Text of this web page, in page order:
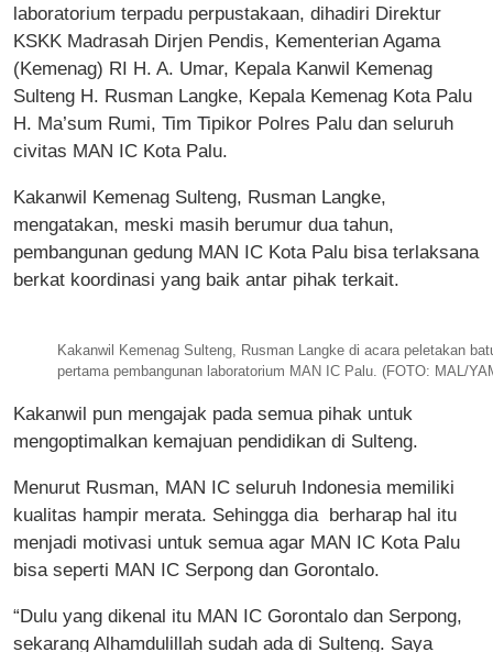
laboratorium terpadu perpustakaan, dihadiri Direktur
KSKK Madrasah Dirjen Pendis, Kementerian Agama
(Kemenag) RI H. A. Umar, Kepala Kanwil Kemenag
Sulteng H. Rusman Langke, Kepala Kemenag Kota Palu
H. Ma’sum Rumi, Tim Tipikor Polres Palu dan seluruh
civitas MAN IC Kota Palu.
Kakanwil Kemenag Sulteng, Rusman Langke,
mengatakan, meski masih berumur dua tahun,
pembangunan gedung MAN IC Kota Palu bisa terlaksana
berkat koordinasi yang baik antar pihak terkait.
Kakanwil Kemenag Sulteng, Rusman Langke di acara peletakan
pertama pembangunan laboratorium MAN IC Palu. (FOTO: MAL/
Kakanwil pun mengajak pada semua pihak untuk
mengoptimalkan kemajuan pendidikan di Sulteng.
Menurut Rusman, MAN IC seluruh Indonesia memiliki
kualitas hampir merata. Sehingga dia berharap hal itu
menjadi motivasi untuk semua agar MAN IC Kota Palu
bisa seperti MAN IC Serpong dan Gorontalo.
“Dulu yang dikenal itu MAN IC Gorontalo dan Serpong,
sekarang Alhamdulillah sudah ada di Sulteng. Saya